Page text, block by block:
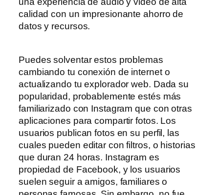
calidad con un impresionante ahorro de
datos y recursos.
Puedes solventar estos problemas
cambiando tu conexión de internet o
actualizando tu explorador web. Dada su
popularidad, probablemente estés más
familiarizado con Instagram que con otras
aplicaciones para compartir fotos. Los
usuarios publican fotos en su perfil, las
cuales pueden editar con filtros, o historias
que duran 24 horas. Instagram es
propiedad de Facebook, y los usuarios
suelen seguir a amigos, familiares o